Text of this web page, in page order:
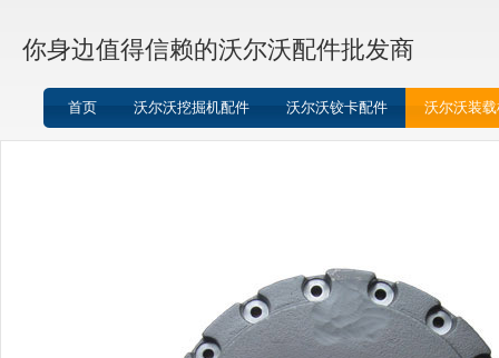
你身边值得信赖的沃尔沃配件批发商
首页 沃尔沃挖掘机配件 沃尔沃铰卡配件 沃尔沃装